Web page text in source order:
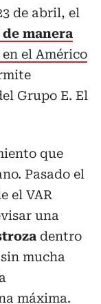
de abril, el
manera
en el Américo
Grupo E. El
que
Pasado el
el VAR
una
dentro
mucha
máxima.